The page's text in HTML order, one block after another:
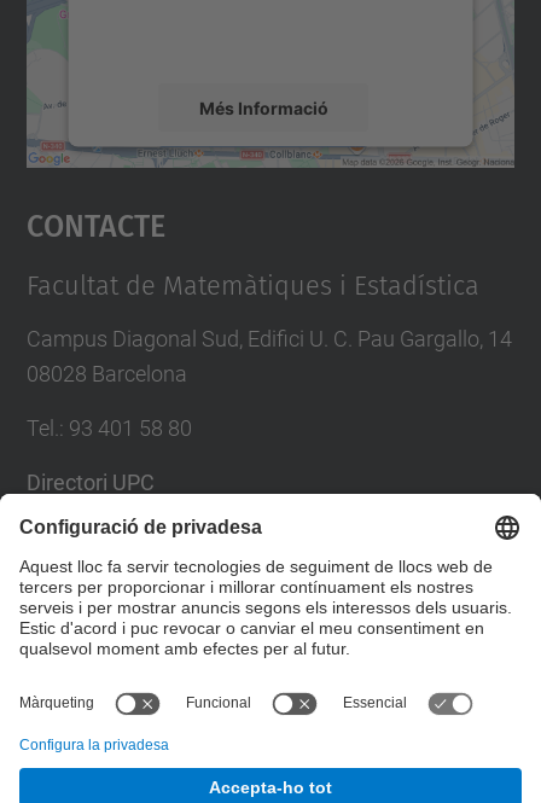
Més Informació
Accepta
powered by
Contacte
Facultat de Matemàtiques i Estadística
Campus Diagonal Sud, Edifici U. C. Pau Gargallo, 14
08028 Barcelona
Tel. : 93 401 58 80
Directori UPC
Formulari de contacte
Llista Xarxes Socials
Facultat de Matemàtiques i Estadí­stica.